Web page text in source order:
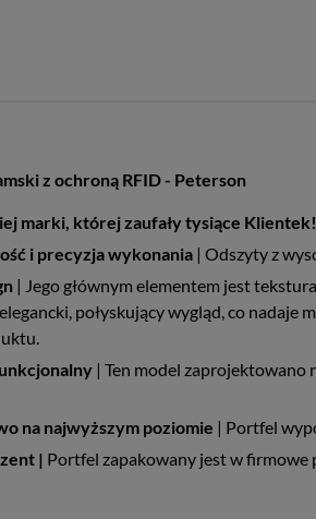
z ochroną RFID - Peterson
marki, której zaufały tysiące Klientek!
i precyzja wykonania | Odszyty z
| Jego głównym elementem jest
połyskujący wygląd, co
| Ten model zaprojektowano
na najwyższym poziomie | Portfel
| Portfel zapakowany jest w firmowe